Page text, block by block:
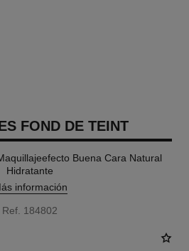
FOND DE TEINT
Buena Cara Natural
Hidratante
información
Ref. 184802